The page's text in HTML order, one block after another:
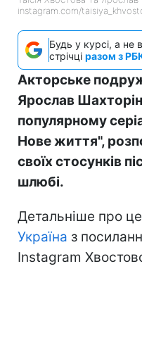
instagram.com/
Будь у курсі, а не
стрічці разом з
Акторське
Ярослав
популярному
Нове життя",
своїх стосунків
шлюбі.
Детальніше про
Україна з
Instagram